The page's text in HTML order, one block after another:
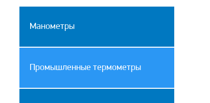
Манометры
Промышленные термометры